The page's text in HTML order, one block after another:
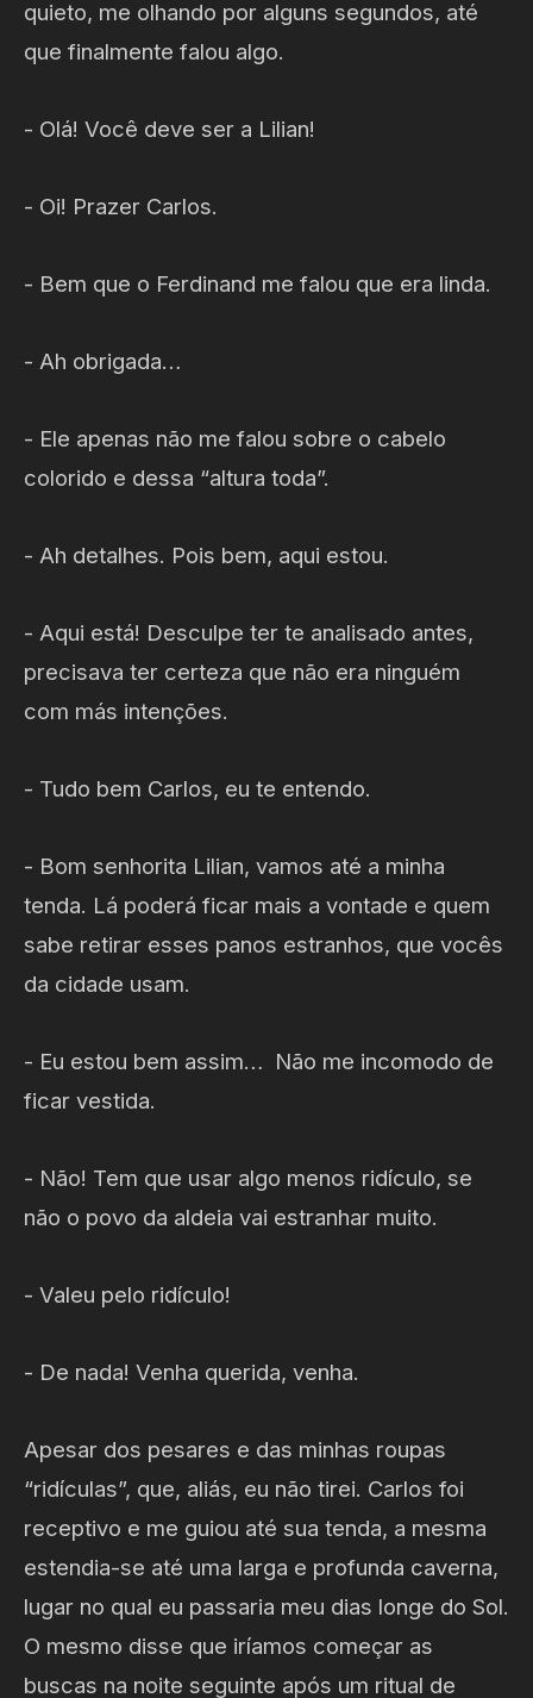
quieto, me olhando por alguns segundos, até
que finalmente falou algo.
- Olá! Você deve ser a Lilian!
- Oi! Prazer Carlos.
- Bem que o Ferdinand me falou que era linda.
- Ah obrigada…
- Ele apenas não me falou sobre o cabelo
colorido e dessa “altura toda”.
- Ah detalhes. Pois bem, aqui estou.
- Aqui está! Desculpe ter te analisado antes,
precisava ter certeza que não era ninguém
com más intenções.
- Tudo bem Carlos, eu te entendo.
- Bom senhorita Lilian, vamos até a minha
tenda. Lá poderá ficar mais a vontade e quem
sabe retirar esses panos estranhos, que vocês
da cidade usam.
- Eu estou bem assim… Não me incomodo de
ficar vestida.
- Não! Tem que usar algo menos ridículo, se
não o povo da aldeia vai estranhar muito.
- Valeu pelo ridículo!
- De nada! Venha querida, venha.
Apesar dos pesares e das minhas roupas
“ridículas”, que, aliás, eu não tirei. Carlos foi
receptivo e me guiou até sua tenda, a mesma
estendia-se até uma larga e profunda caverna,
lugar no qual eu passaria meu dias longe do Sol.
O mesmo disse que iríamos começar as
buscas na noite seguinte após um ritual de